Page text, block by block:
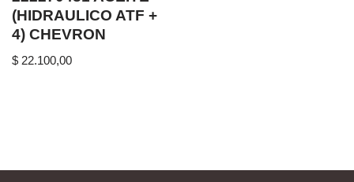
(HIDRAULICO ATF +
4) CHEVRON
$ 22.100,00